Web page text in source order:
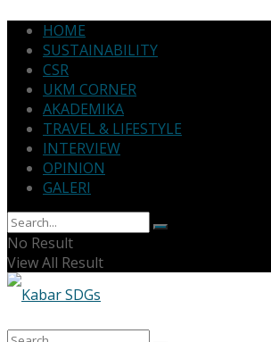
HOME
SUSTAINABILITY
CSR
UKM CORNER
AKADEMIKA
TRAVEL & LIFESTYLE
INTERVIEW
OPINION
GALERI
No Result
View All Result